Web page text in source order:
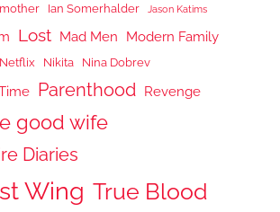
Ian Somerhalder Jason Katims
Lost Mad Men Modern Family
Netflix Nikita Nina Dobrev
Parenthood Revenge
good wife
Diaries
Wing True Blood